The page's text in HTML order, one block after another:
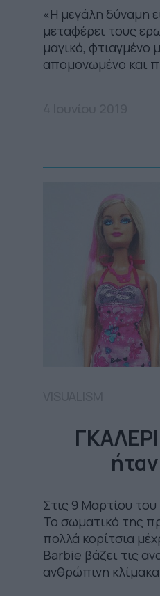
«Η μεγάλη δύναμη
μεταφέρει τους
μαγικό, φτιαγμένο
απομονωμένο και
Στις 9 Μαρτίου
Το σωματικό της
πολλά κορίτσια
Barbie βάζει τις
ανθρώπινη κλίμακα